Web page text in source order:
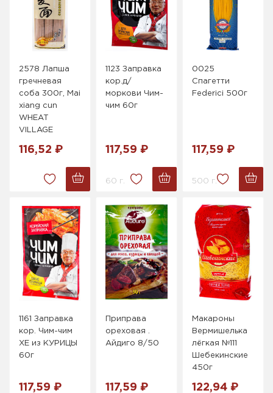
2578 Лапша
гречневая
соба 300г, Mai
xiang cun
WHEAT
VILLAGE
116,52 ₽
1123 Заправка
кор.д/
моркови Чим-
чим 60г
117,59 ₽
60 г.
0025
Спагетти
Federici 500г
117,59 ₽
500 г.
1161 Заправка
кор. Чим-чим
ХЕ из КУРИЦЫ
60г
117,59 ₽
Приправа
ореховая .
Айдиго 8/50
117,59 ₽
Макароны
Вермишелька
лёгкая №111
Шебекинские
450г
122,94 ₽